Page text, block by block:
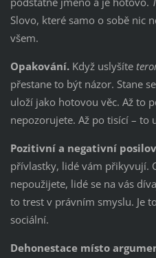
Slovo, které samo o sobě nic
všem.
Opakování.Když uslyšíte
přestane to být názor. Stane
uloží jako hotovou věc. Až to
nepozorujete. Až po tisící – to
Pozitivní a negativní
přívlastky, lidé vám přikyvují.
nepoužijete, lidé se na vás
to trest v právním smyslu. Je
sociální.
Dehonestace místo